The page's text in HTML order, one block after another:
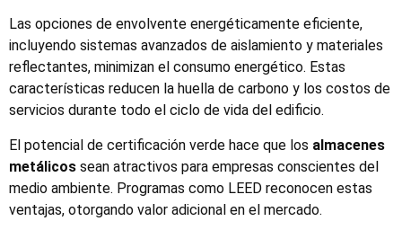
Las opciones de envolvente energéticamente eficiente,
incluyendo sistemas avanzados de aislamiento y materiales
reflectantes, minimizan el consumo energético. Estas
características reducen la huella de carbono y los costos de
servicios durante todo el ciclo de vida del edificio.
El potencial de certificación verde hace que los almacenes
metálicos sean atractivos para empresas conscientes del
medio ambiente. Programas como LEED reconocen estas
ventajas, otorgando valor adicional en el mercado.